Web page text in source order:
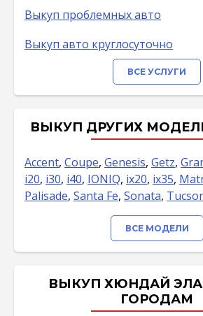
Выкуп проблемных авто
Выкуп авто круглосуточно
ВСЕ УСЛУГИ
ВЫКУП ДРУГИХ
Accent, Coupe, Genesis, Getz,
i20, i30, i40, IONIQ, ix20, ix35,
Palisade, Santa Fe, Sonata,
ВСЕ МОДЕЛИ
ВЫКУП ХЮНДАЙ
ГОРОДАМ